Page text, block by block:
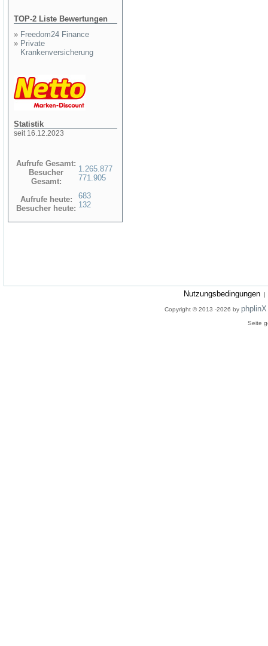
TOP-2 Liste Bewertungen
» Freedom24 Finance
» Private
Krankenversicherung
Statistik
seit 16.12.2023
Aufrufe Gesamt:
Besucher
Gesamt:
Aufrufe heute:
Besucher heute:
1.265.877
771.905
683
132
Nutzungsbedingungen
Copyright © 2013 -2026 by phplinX
Seite